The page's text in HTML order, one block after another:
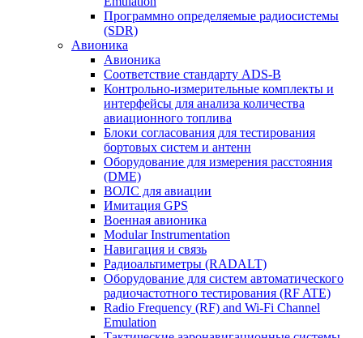
Программно определяемые радиосистемы
(SDR)
Авионика
Авионика
Соответствие стандарту ADS-B
Контрольно-измерительные комплекты и
интерфейсы для анализа количества
авиационного топлива
Блоки согласования для тестирования
бортовых систем и антенн
Оборудование для измерения расстояния
(DME)
ВОЛС для авиации
Имитация GPS
Военная авионика
Modular Instrumentation
Навигация и связь
Радиоальтиметры (RADALT)
Оборудование для систем автоматического
радиочастотного тестирования (RF ATE)
Radio Frequency (RF) and Wi-Fi Channel
Emulation